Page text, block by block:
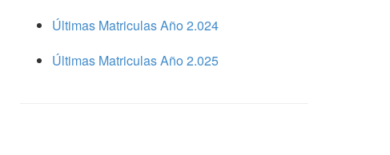
Últimas Matriculas Año 2.024
Últimas Matriculas Año 2.025